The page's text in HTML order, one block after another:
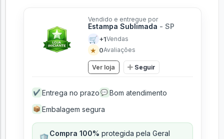
Vendido e entregue por
Estampa Sublimada - SP
🛒 +1Vendas
★ 0Avaliações
Ver loja Seguir
✔ Entrega no prazo 💬 Bom atendimento
📦 Embalagem segura
Compra 100% protegida pela Geral